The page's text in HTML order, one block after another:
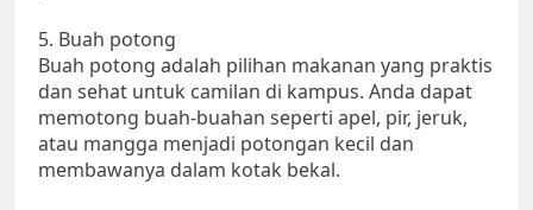
5. Buah potong
Buah potong adalah pilihan makanan yang praktis
dan sehat untuk camilan di kampus. Anda dapat
memotong buah-buahan seperti apel, pir, jeruk,
atau mangga menjadi potongan kecil dan
membawanya dalam kotak bekal.